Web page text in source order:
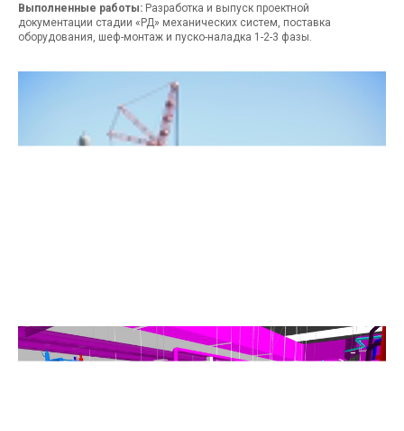
Выполненные работы: Разработка и выпуск проектной
документации стадии «РД» механических систем, поставка
оборудования, шеф-монтаж и пуско-наладка 1-2-3 фазы.